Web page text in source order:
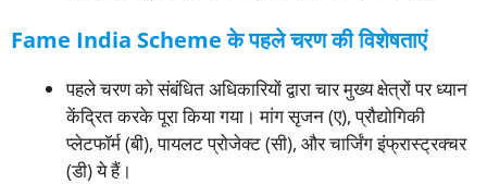
Fame India Scheme के पहले चरण की विशेषताएं
पहले चरण को संबंधित अधिकारियों द्वारा चार मुख्य क्षेत्रों पर ध्यान
केंद्रित करके पूरा किया गया। मांग सृजन (ए), प्रौद्योगिकी
प्लेटफॉर्म (बी), पायलट प्रोजेक्ट (सी), और चार्जिंग इंफ्रास्ट्रक्चर
(डी) ये हैं।